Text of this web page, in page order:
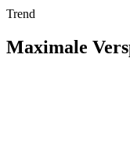
Trend
Maximale